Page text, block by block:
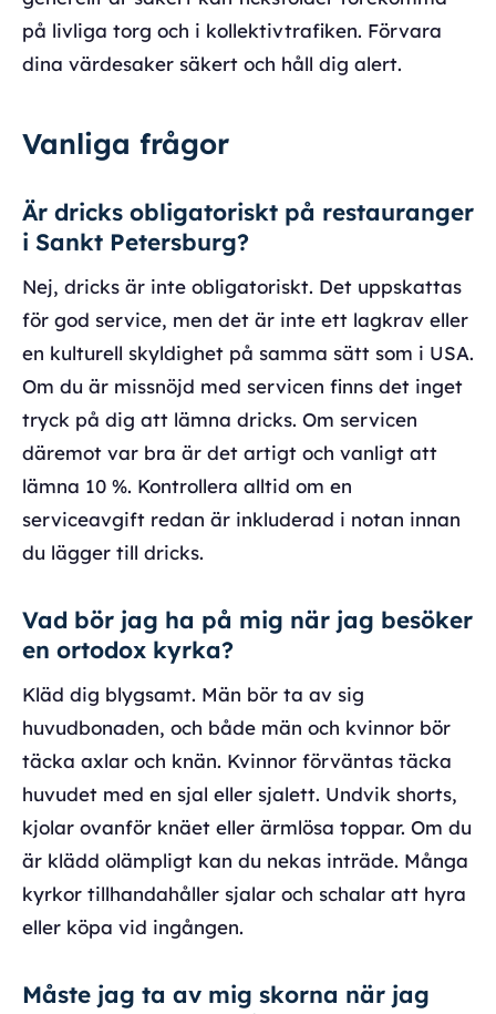
på livliga torg och i kollektivtrafiken. Förvara
dina värdesaker säkert och håll dig alert.
Vanliga frågor
Är dricks obligatoriskt på restauranger
i Sankt Petersburg?
Nej, dricks är inte obligatoriskt. Det uppskattas
för god service, men det är inte ett lagkrav eller
en kulturell skyldighet på samma sätt som i USA.
Om du är missnöjd med servicen finns det inget
tryck på dig att lämna dricks. Om servicen
däremot var bra är det artigt och vanligt att
lämna 10 %. Kontrollera alltid om en
serviceavgift redan är inkluderad i notan innan
du lägger till dricks.
Vad bör jag ha på mig när jag besöker
en ortodox kyrka?
Kläd dig blygsamt. Män bör ta av sig
huvudbonaden, och både män och kvinnor bör
täcka axlar och knän. Kvinnor förväntas täcka
huvudet med en sjal eller sjalett. Undvik shorts,
kjolar ovanför knäet eller ärmlösa toppar. Om du
är klädd olämpligt kan du nekas inträde. Många
kyrkor tillhandahåller sjalar och schalar att hyra
eller köpa vid ingången.
Måste jag ta av mig skorna när jag